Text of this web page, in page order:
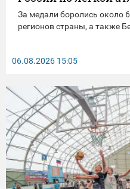
За медали боролись около
регионов страны, а также
06.08.2026 15:05